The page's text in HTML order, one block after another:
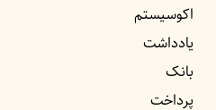
اکوسیستم
یادداشت‌
بانک
پرداخت